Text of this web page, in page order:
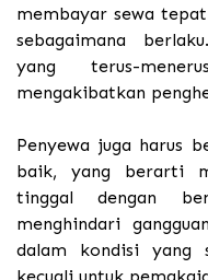
membayar sewa
sebagaimana
yang terus-
mengakibatkan
Penyewa juga harus
baik, yang berarti
tinggal dengan
menghindari
dalam kondisi yang